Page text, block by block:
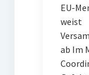
EU-
weist
ab Im